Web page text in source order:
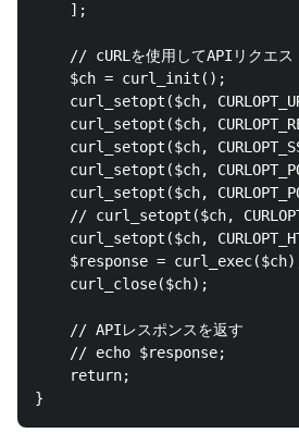
    ];
// cURLを使用してAPIリクエス
    $ch = curl_init();
curl_setopt($ch,
curl_setopt($ch,
curl_setopt($ch,
curl_setopt($ch,
curl_setopt($ch,
// curl_setopt($ch,
curl_setopt($ch,
$response =
    curl_close($ch);
    // APIレスポンスを返す
    // echo $response;
    return;